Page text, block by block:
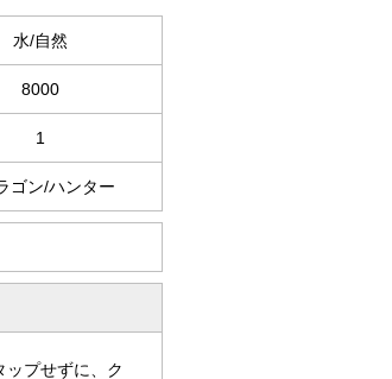
水/自然
8000
1
ゴン/ハンター
プせずに、ク